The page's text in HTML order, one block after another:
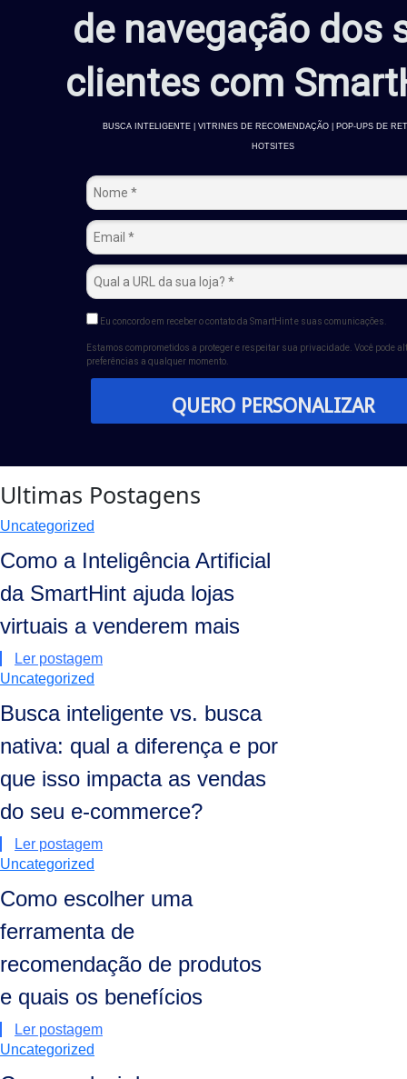
de navegação dos
clientes com
BUSCA INTELIGENTE | VITRINES DE RECOMENDAÇÃO | POP-UPS DE
HOTSITES
Eu concordo em receber o contato da SmartHint e suas comunicações.
Estamos comprometidos a proteger e respeitar sua privacidade. Você pode
preferências a qualquer momento.
QUERO PERSONALIZAR
Ultimas Postagens
Uncategorized
Como a Inteligência Artificial
da SmartHint ajuda lojas
virtuais a venderem mais
Ler postagem
Uncategorized
Busca inteligente vs. busca
nativa: qual a diferença e por
que isso impacta as vendas
do seu e-commerce?
Ler postagem
Uncategorized
Como escolher uma
ferramenta de
recomendação de produtos
e quais os benefícios
Ler postagem
Uncategorized